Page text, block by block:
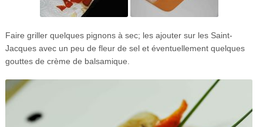
Faire griller quelques pignons à sec; les ajouter sur les Saint-
Jacques avec un peu de fleur de sel et éventuellement quelques
gouttes de crème de balsamique.